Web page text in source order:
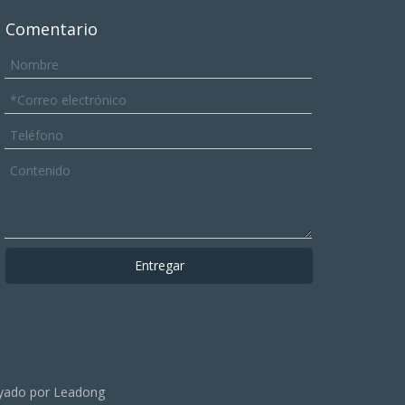
Comentario
Entregar
por Leadong